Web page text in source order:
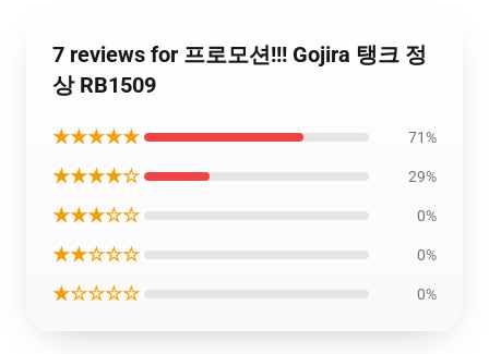
7 reviews for 프로모션!!! Gojira 탱크 정
상 RB1509
★★★★★ 71%
★★★★☆ 29%
★★★☆☆ 0%
★★☆☆☆ 0%
★☆☆☆☆ 0%